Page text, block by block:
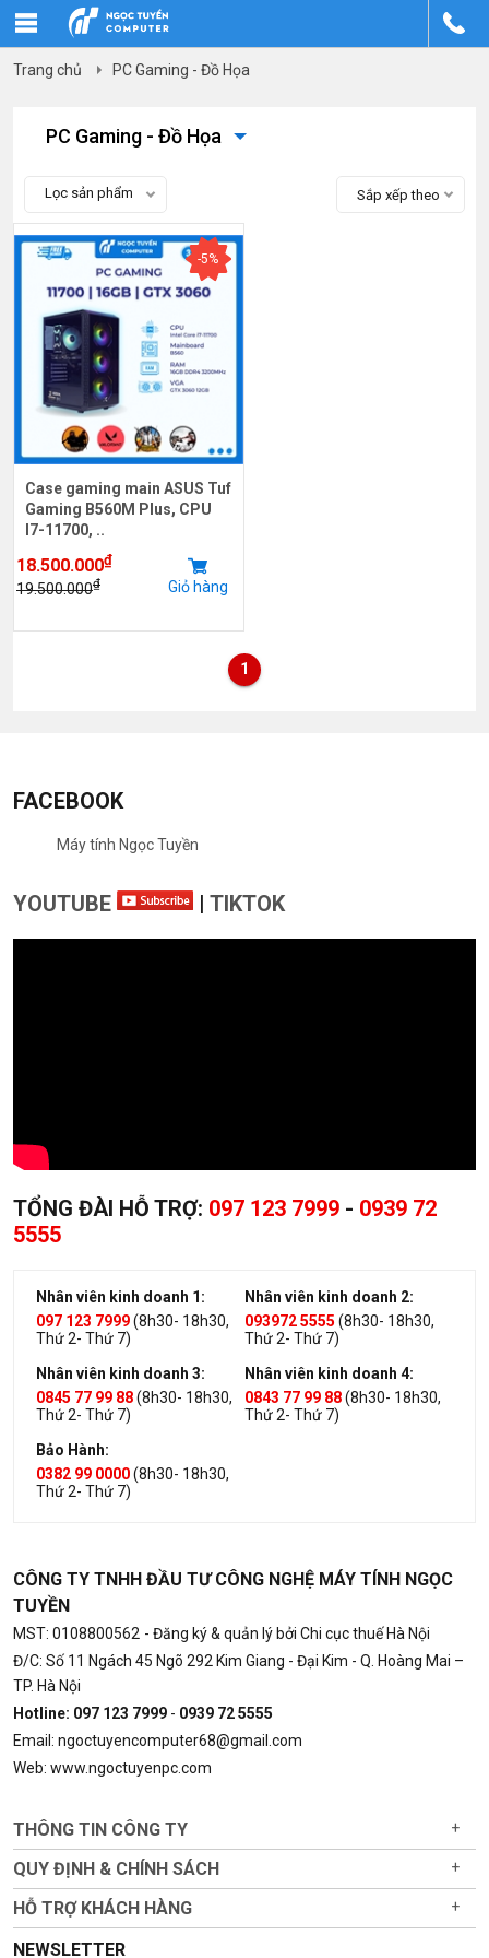
Trang chủ PC Gaming - Đồ Họa
PC Gaming - Đồ Họa
Lọc sản phẩm Sắp xếp theo
-5%
Case gaming main ASUS Tuf
Gaming B560M Plus, CPU
I7-11700, ..
18.500.000₫
19.500.000₫ Giỏ hàng
1
FACEBOOK
Máy tính Ngọc Tuyền
YOUTUBE | TIKTOK
TỔNG ĐÀI HỖ TRỢ: 097 123 7999 - 0939 72
5555
Nhân viên kinh doanh 1:
097 123 7999(8h30- 18h30,
Thứ 2- Thứ 7)
Nhân viên kinh doanh 2:
093972 5555 (8h30- 18h30,
Thứ 2- Thứ 7)
Nhân viên kinh doanh 3:
0845 77 99 88(8h30- 18h30,
Thứ 2- Thứ 7)
Nhân viên kinh doanh 4:
0843 77 99 88(8h30- 18h30,
Thứ 2- Thứ 7)
Bảo Hành:
0382 99 0000(8h30- 18h30,
Thứ 2- Thứ 7)
CÔNG TY TNHH ĐẦU TƯ CÔNG NGHỆ MÁY TÍNH NGỌC
TUYỀN
MST: 0108800562 - Đăng ký & quản lý bởi Chi cục thuế Hà Nội
Đ/C: Số 11 Ngách 45 Ngõ 292 Kim Giang - Đại Kim - Q. Hoàng Mai –
TP. Hà Nội
Hotline: 097 123 7999 - 0939 72 5555
Email: ngoctuyencomputer68@gmail.com
Web: www.ngoctuyenpc.com
THÔNG TIN CÔNG TY +
QUY ĐỊNH & CHÍNH SÁCH +
HỖ TRỢ KHÁCH HÀNG +
NEWSLETTER